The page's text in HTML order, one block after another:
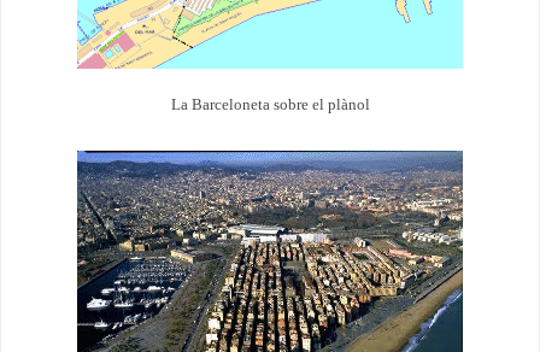
La Barceloneta sobre el plànol